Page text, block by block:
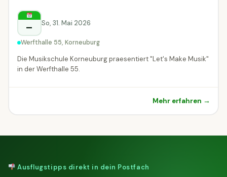
Korneuburg
– So, 31. Mai 2026
Werfthalle 55, Korneuburg
Die Musikschule Korneuburg praesentiert "Let's Make Musik"
in der Werfthalle 55.
Mehr erfahren →
Ausflugstipps direkt in dein Postfach